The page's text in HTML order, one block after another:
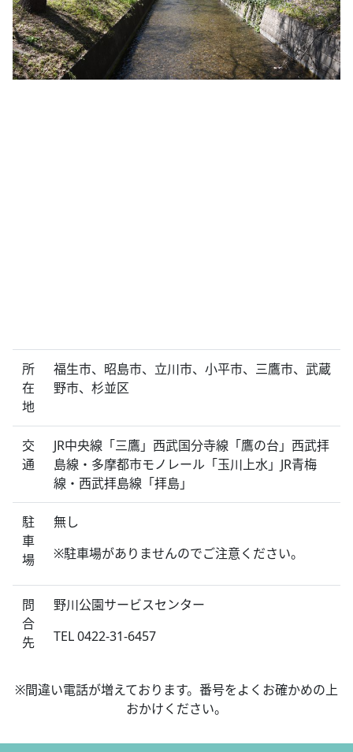
所
在
地
福生市、昭島市、立川市、小平市、三鷹市、武蔵
野市、杉並区
交
通
JR中央線「三鷹」西武国分寺線「鷹の台」西武拝
島線・多摩都市モノレール「玉川上水」JR青梅
線・西武拝島線「拝島」
駐
車
場
無し
※駐車場がありませんのでご注意ください。
問
合
先
野川公園サービスセンター
TEL 0422-31-6457
※間違い電話が増えております。番号をよくお確かめの上
おかけください。